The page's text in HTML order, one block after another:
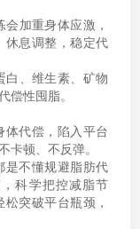
加重身体应激，
休息调整，稳定代
白、维生素、矿物
偿性囤脂。
代偿，陷入平台
顿、不反弹。
是不懂规避脂肪代
科学把控减脂节
突破平台瓶颈，